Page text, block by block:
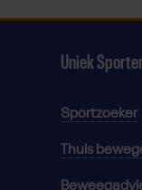
Uniek
Sportzoeker
Thuis